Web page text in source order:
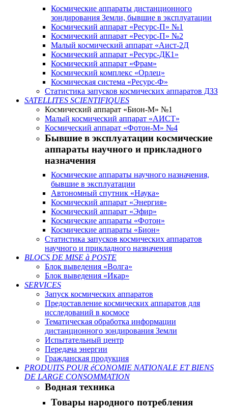
Космические аппараты дистанционного
зондирования Земли, бывшие в эксплуатации
Космический аппарат «Ресурс-П» №1
Космический аппарат «Ресурс-П» №2
Малый космический аппарат «Аист-2Д
Космический аппарат «Ресурс-ДК1»
Космический аппарат «Фрам»
Космический комплекс «Орлец»
Космическая система «Ресурс-Ф»
Статистика запусков космических аппаратов ДЗЗ
SATELLITES SCIENTIFIQUES
Космический аппарат «Бион-М» №1
Малый космический аппарат «АИСТ»
Космический аппарат «Фотон-М» №4
Бывшие в эксплуатации космические
аппараты научного и прикладного
назначения
Космические аппараты научного назначения,
бывшие в эксплуатации
Автономный спутник «Наука»
Космический аппарат «Энергия»
Космический аппарат «Эфир»
Космические аппараты «Фотон»
Космические аппараты «Бион»
Статистика запусков космических аппаратов
научного и прикладного назначения
BLOCS DE MISE à POSTE
Блок выведения «Волга»
Блок выведения «Икар»
SERVICES
Запуск космических аппаратов
Предоставление космических аппаратов для
исследований в космосе
Тематическая обработка информации
дистанционного зондирования Земли
Испытательный центр
Передача энергии
Гражданская продукция
PRODUITS POUR éCONOMIE NATIONALE ET BIENS
DE LARGE CONSOMMATION
Водная техника
Товары народного потребления